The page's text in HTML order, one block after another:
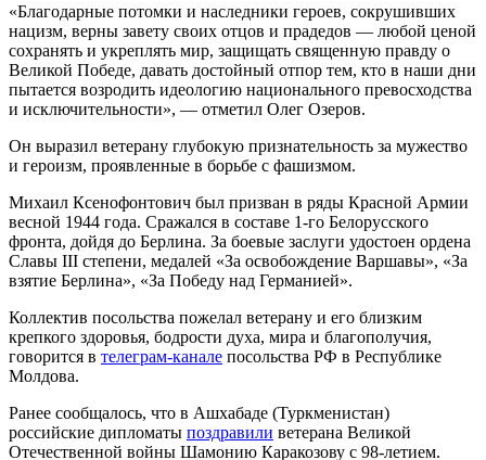
«Благодарные потомки и наследники героев, сокрушивших
нацизм, верны завету своих отцов и прадедов — любой ценой
сохранять и укреплять мир, защищать священную правду о
Великой Победе, давать достойный отпор тем, кто в наши дни
пытается возродить идеологию национального превосходства
и исключительности», — отметил Олег Озеров.
Он выразил ветерану глубокую признательность за мужество
и героизм, проявленные в борьбе с фашизмом.
Михаил Ксенофонтович был призван в ряды Красной Армии
весной 1944 года. Сражался в составе 1-го Белорусского
фронта, дойдя до Берлина. За боевые заслуги удостоен ордена
Славы III степени, медалей «За освобождение Варшавы», «За
взятие Берлина», «За Победу над Германией».
Коллектив посольства пожелал ветерану и его близким
крепкого здоровья, бодрости духа, мира и благополучия,
говорится в телеграм-канале посольства РФ в Республике
Молдова.
Ранее сообщалось, что в Ашхабаде (Туркменистан)
российские дипломаты поздравили ветерана Великой
Отечественной войны Шамонию Каракозову с 98-летием.